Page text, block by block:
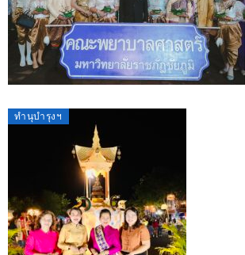
ทำนุบำรุงฯ